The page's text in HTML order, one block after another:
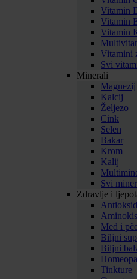
Vitamin
Vitamin
Vitamin
Vitamini
Svi
Minerali
Magnezij
Kalcij
Željezo
Cink
Selen
Bakar
Krom
Kalij
Svi
Zdravlje i
Med i
Biljni
Biljni
Tinkture